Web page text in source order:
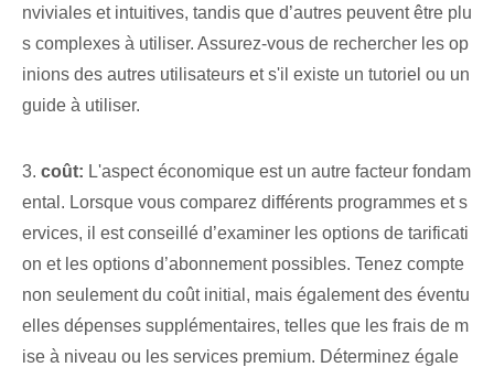
nviviales et intuitives, tandis que d’autres peuvent être plu
s complexes à utiliser. Assurez-vous de rechercher les op
inions des autres utilisateurs et s'il existe un tutoriel ou un
guide à utiliser.
3. coût: L'aspect économique est un autre facteur fondam
ental. Lorsque vous comparez différents programmes et s
ervices, il est conseillé d’examiner les options de tarificati
on et les options d’abonnement possibles. Tenez compte
non seulement du coût initial, mais également des éventu
elles dépenses supplémentaires, telles que les frais de m
ise à niveau ou les services premium. Déterminez égale